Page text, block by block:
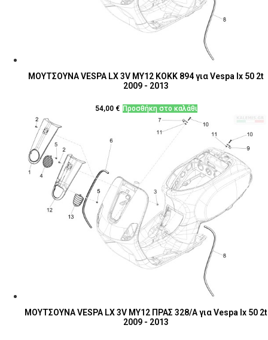
ΜΟΥΤΣΟΥΝΑ VESPA LX 3V MY12 ΚΟΚΚ 894 για Vespa lx 50 2t
2009 - 2013
54,00 € Προσθήκη στο καλάθι
ΜΟΥΤΣΟΥΝΑ VESPA LX 3V MY12 ΠΡΑΣ 328/Α για Vespa lx 50 2t
2009 - 2013